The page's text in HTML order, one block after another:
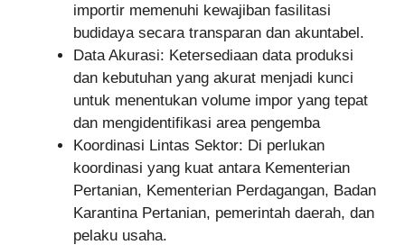
importir memenuhi kewajiban fasilitasi
budidaya secara transparan dan akuntabel.
Data Akurasi: Ketersediaan data produksi
dan kebutuhan yang akurat menjadi kunci
untuk menentukan volume impor yang tepat
dan mengidentifikasi area pengemba
Koordinasi Lintas Sektor: Di perlukan
koordinasi yang kuat antara Kementerian
Pertanian, Kementerian Perdagangan, Badan
Karantina Pertanian, pemerintah daerah, dan
pelaku usaha.